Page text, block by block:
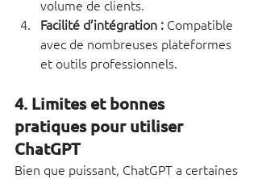
volume de clients.
Facilité d’intégration : Compatible
avec de nombreuses plateformes
et outils professionnels.
4. Limites et bonnes
pratiques pour utiliser
ChatGPT
Bien que puissant, ChatGPT a certaines